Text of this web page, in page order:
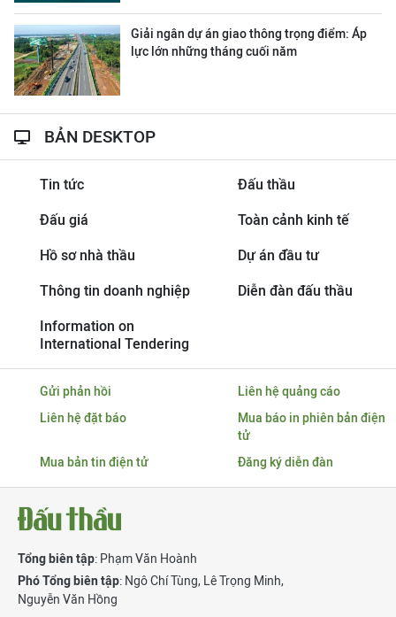
Giải ngân dự án giao thông trọng điểm: Áp
lực lớn những tháng cuối năm
BẢN DESKTOP
Tin tức Đấu thầu
Đấu giá Toàn cảnh kinh tế
Hồ sơ nhà thầu Dự án đầu tư
Thông tin doanh nghiệp Diễn đàn đấu thầu
Information on
International Tendering
Gửi phản hồi
Liên hệ quảng cáo
Liên hệ đặt báo
Mua báo in phiên bản điện
tử
Mua bản tin điện tử
Đăng ký diễn đàn
Tổng biên tập: Phạm Văn Hoành
Phó Tổng biên tập: Ngô Chí Tùng, Lê Trọng Minh,
Nguyễn Văn Hồng